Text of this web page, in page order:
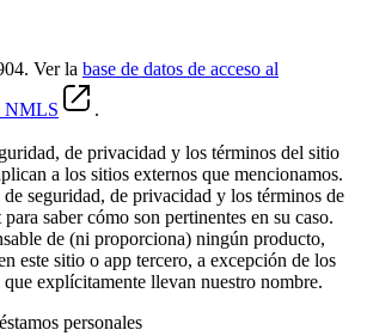
Ver la base de datos de acceso al
NMLS
.
de privacidad y los términos del sitio
a los sitios externos que mencionamos.
seguridad, de privacidad y los términos de
saber cómo son pertinentes en su caso.
de (ni proporciona) ningún producto,
este sitio o app tercero, a excepción de los
explícitamente llevan nuestro nombre.
personales